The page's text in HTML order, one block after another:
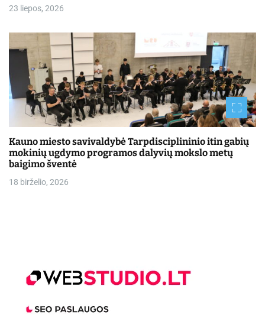
23 liepos, 2026
Kauno miesto savivaldybė Tarpdisciplininio itin gabių
mokinių ugdymo programos dalyvių mokslo metų
baigimo šventė
18 birželio, 2026